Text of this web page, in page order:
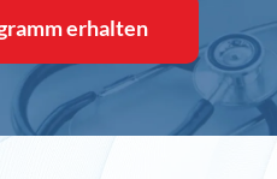
erhalten